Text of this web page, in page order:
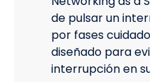
de pulsar un
por fases
diseñado para
interrupción en